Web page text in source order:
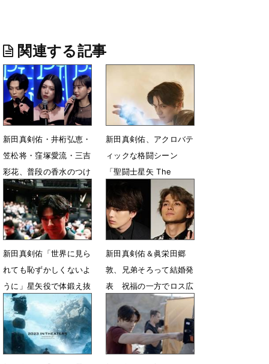
関連する記事
新田真剣佑・井桁弘恵・
笠松将・窪塚愛流・三吉
彩花、普段の香水のつけ
方を紹介
3月13日 18時19分
新田真剣佑、アクロバテ
ィックな格闘シーン
「聖闘士星矢 The
5月4日 09時10分
新田真剣佑「世界に見ら
れても恥ずかしくないよ
うに」星矢役で体鍛え抜
く
4月18日 21時26分
新田真剣佑＆眞栄田郷
敦、兄弟そろって結婚発
表 祝福の一方でロス広
1月23日 09時54分